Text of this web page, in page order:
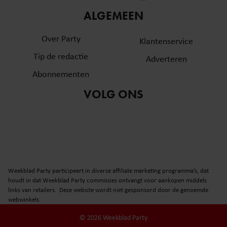
partners voor social media, adverteren en analyse. Deze
informatie die u aan ze heeft verstrekt of die ze hebben
verzameld op basis van uw gebruik van hun services. U
gebruiken.
ALGEMEEN
Over Party
Tip de redactie
Abonnementen
Klantenservice
Adverteren
VOLG ONS
Weekblad Party participeert in diverse affiliate marketing programma’s, dat
houdt in dat Weekblad Party commissies ontvangt voor aankopen middels
links van retailers. Deze website wordt niet gesponsord door de genoemde
webwinkels.
© 2026 Weekblad Party